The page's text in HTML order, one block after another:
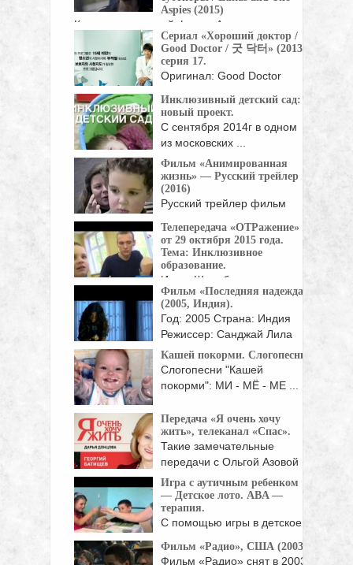
Aspies (2015)
Короткометражный фильм Андерса
Густафссона про подростка с ...
Сериал «Хороший доктор /
Good Doctor / 굿 닥터» (2013),
серия 17.
Оригинал: Good Doctor
Страна: Корея Южная Год:
...
Инклюзивный детский сад:
новый проект.
С сентября 2014г в одном
из московских ...
Фильм «Анимированная
жизнь» — Русский трейлер
(2016)
Русский трейлер фильм
...
Телепередача «ОТРажение»
от 29 октября 2015 года.
Тема: Инклюзивное
образование.
Игорь Шпицберг,
руководитель Центра
реабилитации инвалидов детства ...
Фильм «Последняя надежда»
(2005, Индия).
Год: 2005 Страна: Индия
Режиссер: Санджай Лила
Бхансали Жанр: драма
Мишель ...
Кашей покорми. Слогопесни.
Слогопесни "Кашей
покорми": МИ - МЁ - МЕ ...
Передача «Я очень хочу
жить», телеканал «Спас».
Такие замечательные
передачи с Ольгой Азовой
вселяют ...
Игра с аутичным ребенком
— Детское лото. ABA —
терапия.
С помощью игры в детское
Фильм «Радио», США (2003)
Фильм «Радио» снят в 2003